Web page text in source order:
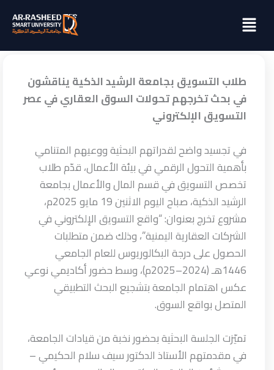
Menu
طلاب التسويق بجامعة الرشيد الذكية يناقشون
في بحث تخرجهم تحولات السوق العقاري في عصر
التسويق الإلكتروني
في تجسيد واضح لقدراتهم البحثية ووعيهم المتنامي
بأهمية التحول الرقمي في بيئة الأعمال، قدّم طلاب
تخصص التسويق في قسم المال والأعمال بجامعة
الرشيد الذكية، صباح اليوم الاثنين 19 مايو 2025م،
مشروع تخرج بعنوان: “واقع التسويق الإلكتروني في
الشركات العقارية اليمنية”، وذلك ضمن متطلبات
الحصول على درجة البكالوريوس للعام الجامعي
1446هـ (2024–2025م)، وسط حضور أكاديمي نوعي
عكس اهتمام الجامعة بتشجيع البحث التطبيقي
المتصل بواقع السوق.
تميّزت الجلسة البحثية بحضور نخبة من قيادات الجامعة،
في مقدمتهم الأستاذ الدكتور سيف سلام الحكيمي –